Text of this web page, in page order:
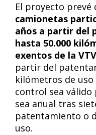
El proyecto prevé
camionetas
años a partir del
hasta 50.000
exentos de la VTV
partir del
kilómetros de uso
control sea válido
sea anual tras
patentamiento o
uso.